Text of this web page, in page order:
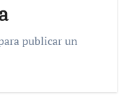
publicar un